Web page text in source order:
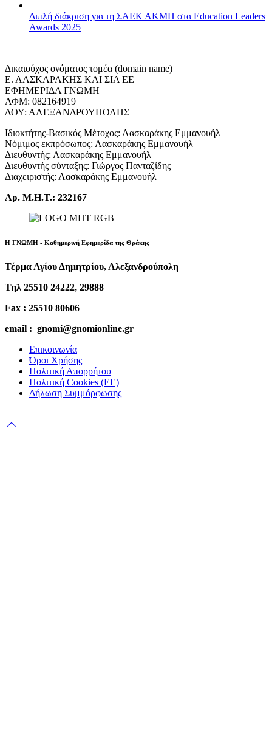
Διπλή διάκριση για τη ΣΑΕΚ ΑΚΜΗ στα Education Leaders
Awards 2025
Δικαιούχος ονόματος τομέα (domain name)
Ε. ΛΑΣΚΑΡΑΚΗΣ ΚΑΙ ΣΙΑ ΕΕ
ΕΦΗΜΕΡΙΔΑ ΓΝΩΜΗ
ΑΦΜ: 082164919
ΔΟΥ: ΑΛΕΞΑΝΔΡΟΥΠΟΛΗΣ
Ιδιοκτήτης-Βασικός Μέτοχος: Λασκαράκης Εμμανουήλ
Νόμιμος εκπρόσωπος: Λασκαράκης Εμμανουήλ
Διευθυντής: Λασκαράκης Εμμανουήλ
Διευθυντής σύνταξης: Γιώργος Πανταζίδης
Διαχειριστής: Λασκαράκης Εμμανουήλ
Αρ. Μ.Η.Τ.: 232167
Η ΓΝΩΜΗ - Καθημερινή Εφημερίδα της Θράκης
Τέρμα Αγίου Δημητρίου, Αλεξανδρούπολη
Τηλ 25510 24222, 29888
Fax : 25510 80606
email : gnomi@gnomionline.gr
Επικοινωνία
Όροι Χρήσης
Πολιτική Απορρήτου
Πολιτική Cookies (ΕΕ)
Δήλωση Συμμόρφωσης